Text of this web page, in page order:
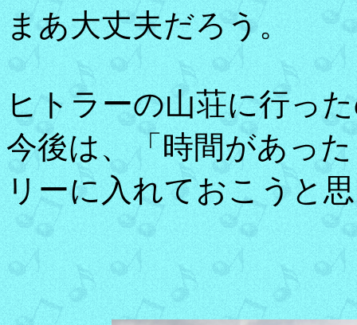
まあ大丈夫だろう。
ヒトラーの山荘に行っ
今後は、「時間があっ
リーに入れておこうと